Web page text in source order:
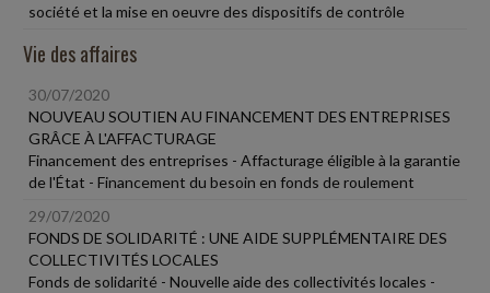
société et la mise en oeuvre des dispositifs de contrôle
Vie des affaires
30/07/2020
NOUVEAU SOUTIEN AU FINANCEMENT DES ENTREPRISES
GRÂCE À L'AFFACTURAGE
Financement des entreprises - Affacturage éligible à la garantie
de l'État - Financement du besoin en fonds de roulement
29/07/2020
FONDS DE SOLIDARITÉ : UNE AIDE SUPPLÉMENTAIRE DES
COLLECTIVITÉS LOCALES
Fonds de solidarité - Nouvelle aide des collectivités locales -